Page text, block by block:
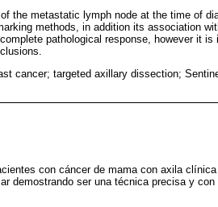
the metastatic lymph node at the time of
methods, in addition its association
pathological response, however it
cancer; targeted axillary dissection;
con cáncer de mama con axila
demostrando ser una técnica precisa y